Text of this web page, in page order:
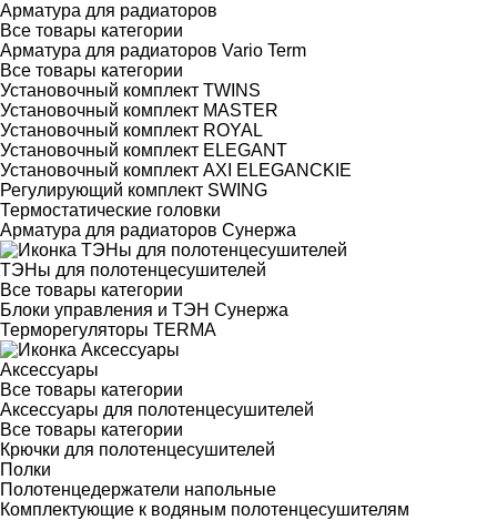
Арматура для радиаторов
Все товары категории
Арматура для радиаторов Vario Term
Все товары категории
Установочный комплект TWINS
Установочный комплект MASTER
Установочный комплект ROYAL
Установочный комплект ELEGANT
Установочный комплект AXI ELEGANCKIE
Регулирующий комплект SWING
Термостатические головки
Арматура для радиаторов Сунержа
ТЭНы для полотенцесушителей
Все товары категории
Блоки управления и ТЭН Сунержа
Терморегуляторы TERMA
Аксессуары
Все товары категории
Аксессуары для полотенцесушителей
Все товары категории
Крючки для полотенцесушителей
Полки
Полотенцедержатели напольные
Комплектующие к водяным полотенцесушителям